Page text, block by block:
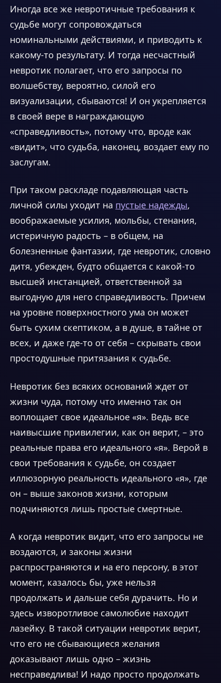
Иногда все же невротичные требования к
судьбе могут сопровождаться
номинальными действиями, и приводить к
какому-то результату. И тогда несчастный
невротик полагает, что его запросы по
волшебству, вероятно, силой его
визуализации, сбываются! И он укрепляется
в своей вере в награждающую
«справедливость», потому что, вроде как
«видит», что судьба, наконец, воздает ему по
заслугам.
При таком раскладе подавляющая часть
личной силы уходит на пустые надежды,
воображаемые усилия, мольбы, стенания,
истеричную радость – в общем, на
болезненные фантазии, где невротик, словно
дитя, убежден, будто общается с какой-то
высшей инстанцией, ответственной за
выгодную для него справедливость. Причем
на уровне поверхностного ума он может
быть сухим скептиком, а в душе, в тайне от
всех, и даже где-то от себя – скрывать свои
простодушные притязания к судьбе.
Невротик без всяких оснований ждет от
жизни чуда, потому что именно так он
воплощает свое идеальное «я». Ведь все
наивысшие привилегии, как он верит, – это
реальные права его идеального «я». Верой в
свои требования к судьбе, он создает
иллюзорную реальность идеального «я», где
он – выше законов жизни, которым
подчиняются лишь простые смертные.
А когда невротик видит, что его запросы не
воздаются, и законы жизни
распространяются и на его персону, в этот
момент, казалось бы, уже нельзя
продолжать и дальше себя дурачить. Но и
здесь изворотливое самолюбие находит
лазейку. В такой ситуации невротик верит,
что его не сбывающиеся желания
доказывают лишь одно – жизнь
несправедлива! И надо просто продолжать